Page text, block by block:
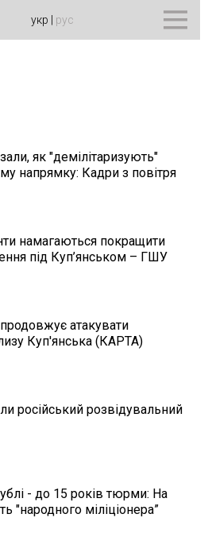
укр рус
як "демілітаризують"
напрямку: Кадри з повітря
намагаються покращити
під Куп’янськом – ГШУ
атакувати
Куп'янська (КАРТА)
російський розвідувальний
- до 15 років тюрми: На
"народного міліціонера”